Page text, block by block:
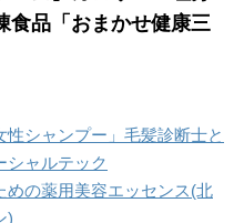
食品「おまかせ健康三
性シャンプー」毛髪診断士と
シャルテック
めの薬用美容エッセンス(北
)